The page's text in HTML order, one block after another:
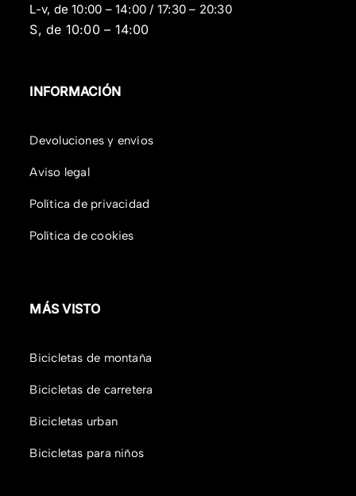
L-v, de 10:00 – 14:00 / 17:30 – 20:30
S, de 10:00 – 14:00
INFORMACIÓN
Devoluciones y envíos
Aviso legal
Política de privacidad
Política de cookies
MÁS VISTO
Bicicletas de montaña
Bicicletas de carretera
Bicicletas urban
Bicicletas para niños